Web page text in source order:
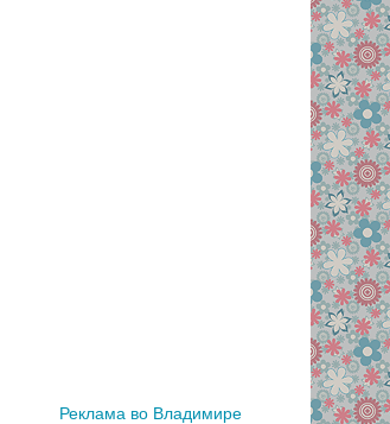
Реклама во Владимире